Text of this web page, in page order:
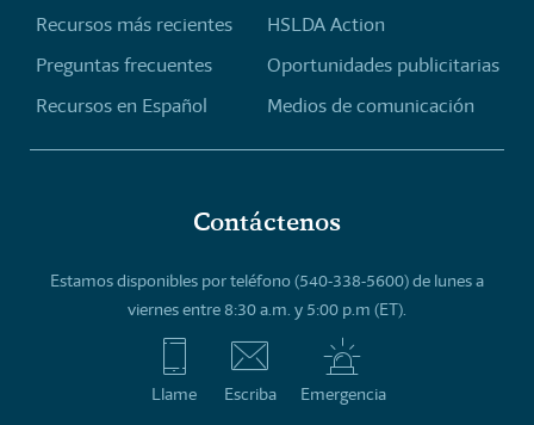
Recursos más recientes
Preguntas frecuentes
Recursos en Español
HSLDA Action
Oportunidades publicitarias
Medios de comunicación
Contáctenos
Estamos disponibles por teléfono (540-338-5600) de lunes a
viernes entre 8:30 a.m. y 5:00 p.m (ET).
Llame Escriba Emergencia